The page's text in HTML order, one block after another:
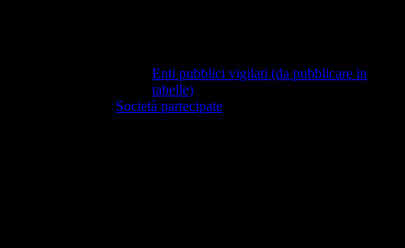
Enti pubblici vigilati (da pubblicare in
tabelle)
Società partecipate